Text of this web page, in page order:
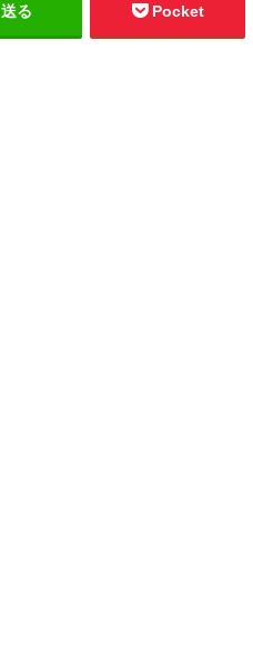
送る Pocket